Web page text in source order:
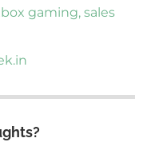
gaming, sales